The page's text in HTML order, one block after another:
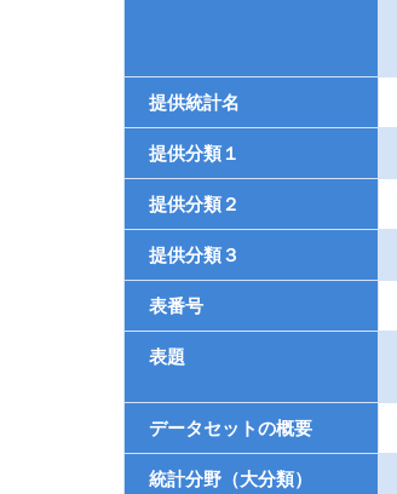
提供統計名
提供分類１
提供分類２
提供分類３
表番号
表題
データセットの概要
統計分野（大分類）